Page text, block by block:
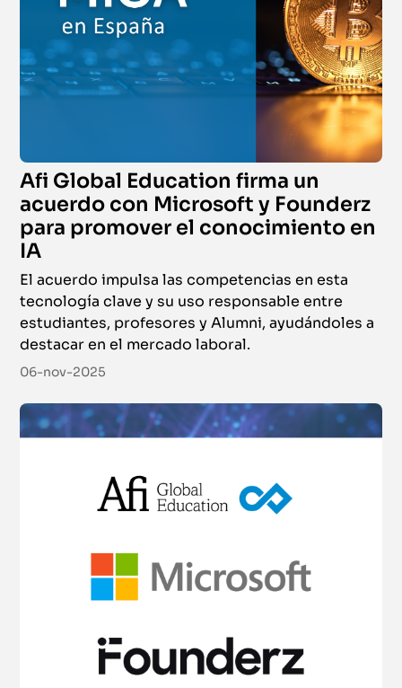
Afi Global Education firma un
acuerdo con Microsoft y Founderz
para promover el conocimiento en
IA
El acuerdo impulsa las competencias en esta
tecnología clave y su uso responsable entre
estudiantes, profesores y Alumni, ayudándoles a
destacar en el mercado laboral.
06-nov-2025